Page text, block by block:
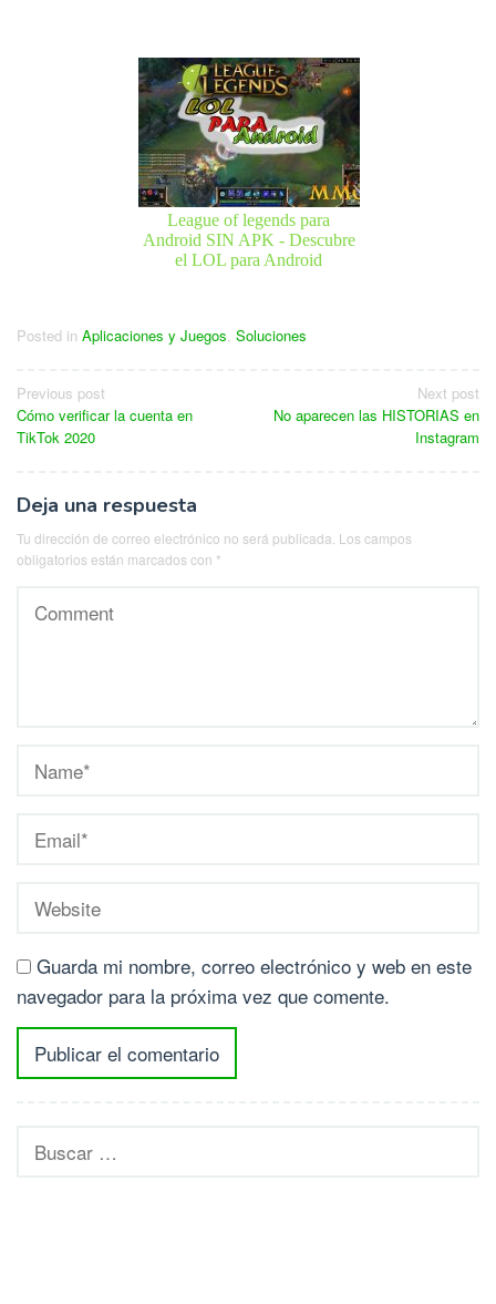
League of legends para
Android SIN APK - Descubre
el LOL para Android
Posted in Aplicaciones y Juegos, Soluciones
Navegación
de
Previous post
Cómo verificar la cuenta en
TikTok 2020
Next post
No aparecen las HISTORIAS en
Instagram
Deja una respuesta
Tu dirección de correo electrónico no será publicada. Los campos
obligatorios están marcados con *
Guarda mi nombre, correo electrónico y web en este
navegador para la próxima vez que comente.
Buscar: